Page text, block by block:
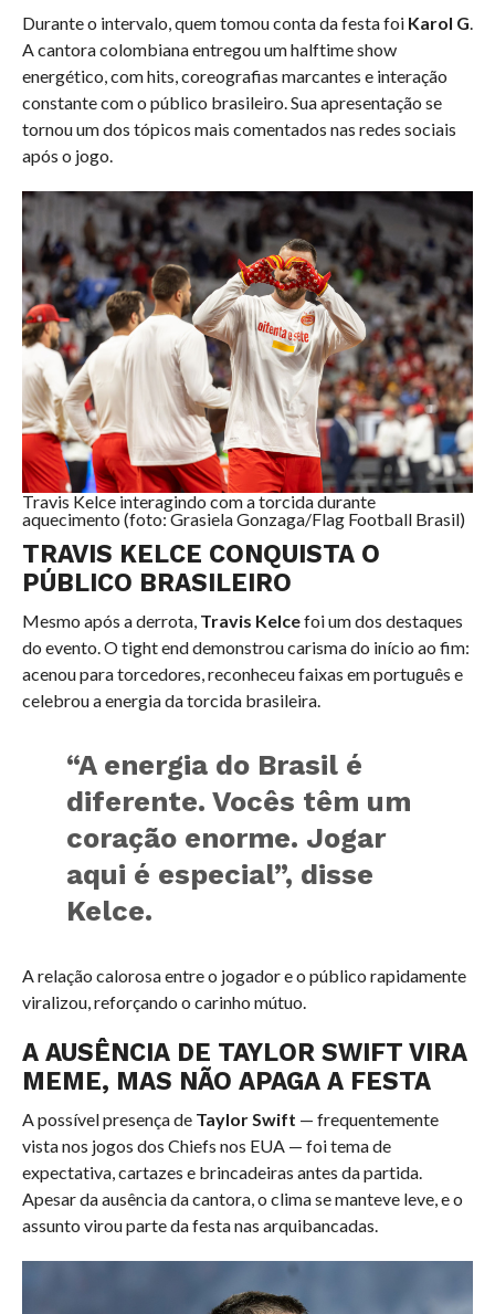
Durante o intervalo, quem tomou conta da festa foi Karol G.
A cantora colombiana entregou um halftime show
energético, com hits, coreografias marcantes e interação
constante com o público brasileiro. Sua apresentação se
tornou um dos tópicos mais comentados nas redes sociais
após o jogo.
Travis Kelce interagindo com a torcida durante
aquecimento (foto: Grasiela Gonzaga/Flag Football Brasil)
TRAVIS KELCE CONQUISTA O
PÚBLICO BRASILEIRO
Mesmo após a derrota, Travis Kelcefoi um dos destaques
do evento. O tight end demonstrou carisma do início ao fim:
acenou para torcedores, reconheceu faixas em português e
celebrou a energia da torcida brasileira.
“A energia do Brasil é
diferente. Vocês têm um
coração enorme. Jogar
aqui é especial”, disse
Kelce.
A relação calorosa entre o jogador e o público rapidamente
viralizou, reforçando o carinho mútuo.
A AUSÊNCIA DE TAYLOR SWIFT VIRA
MEME, MAS NÃO APAGA A FESTA
A possível presença de Taylor Swift — frequentemente
vista nos jogos dos Chiefs nos EUA — foi tema de
expectativa, cartazes e brincadeiras antes da partida.
Apesar da ausência da cantora, o clima se manteve leve, e o
assunto virou parte da festa nas arquibancadas.